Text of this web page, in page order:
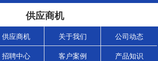
供应商机
供应商机 关于我们 公司动态
招聘中心 客户案例 产品知识